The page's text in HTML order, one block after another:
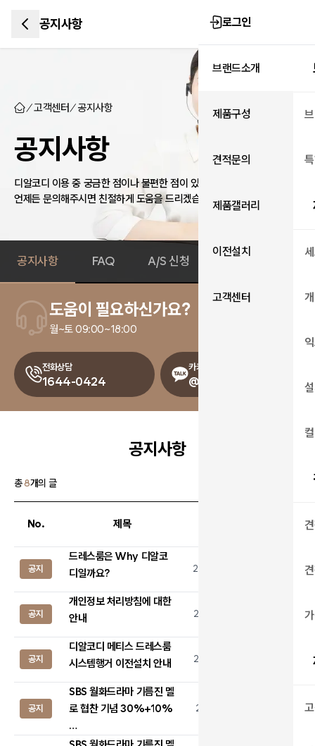
공지사항 로그인
브랜드소개
제품구성
견적문의
제품갤러리
이전설치
고객센터
고객센터 공지사항
공지사항
디알코디 이용 중 궁금한 점이나 불편한 점이 있으신가요?
언제든 문의해주시면 친절하게 도움을 드리겠습니다.
공지사항 FAQ A/S 신청 1:1 상담 신청
도움이 필요하신가요?
월~토 09:00~18:00
전화상담
1644-0424
카카오톡 상담
@drcody
공지사항
총8개의 글
No. 제목
공지
드레스룸은 Why 디알코
디일까요?
2020.04.21
공지
개인정보 처리방침에 대한
안내
2019.09.25
공지
디알코디 메티스 드레스룸
시스템행거 이전설치 안내
2019.06.26
공지
SBS 월화드라마 기름진 멜
로 협찬 기념 30%+10%
…
2018.06.11